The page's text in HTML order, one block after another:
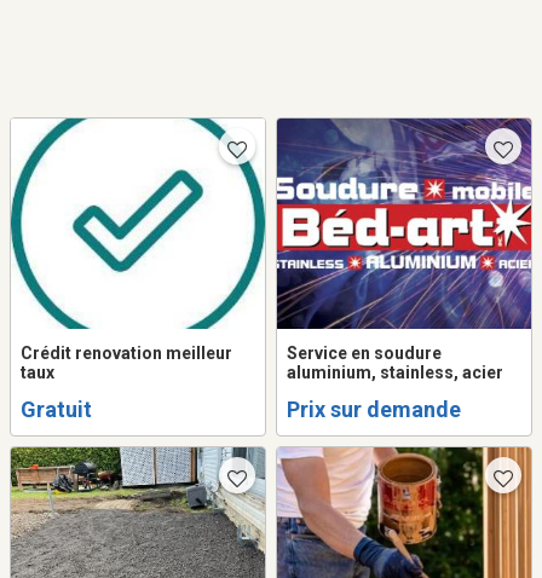
Crédit renovation meilleur
taux
Gratuit
Service en soudure
aluminium, stainless, acier
Prix sur demande